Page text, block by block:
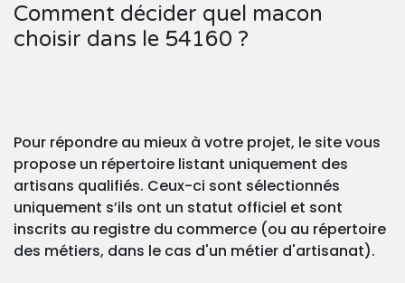
Comment décider quel macon
choisir dans le 54160 ?
Pour répondre au mieux à votre projet, le site vous
propose un répertoire listant uniquement des
artisans qualifiés. Ceux-ci sont sélectionnés
uniquement s’ils ont un statut officiel et sont
inscrits au registre du commerce (ou au répertoire
des métiers, dans le cas d'un métier d'artisanat).